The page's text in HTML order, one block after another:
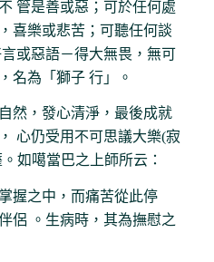
管是善或惡；可於任何處
喜樂或悲苦；可聽任何談
或惡語－得大無畏，無可
名為「獅子 行」。
然，發心清淨，最後成就
心仍受用不可思議大樂(寂
如噶當巴之上師所云：
握之中，而痛苦從此停
侶 。生病時，其為撫慰之